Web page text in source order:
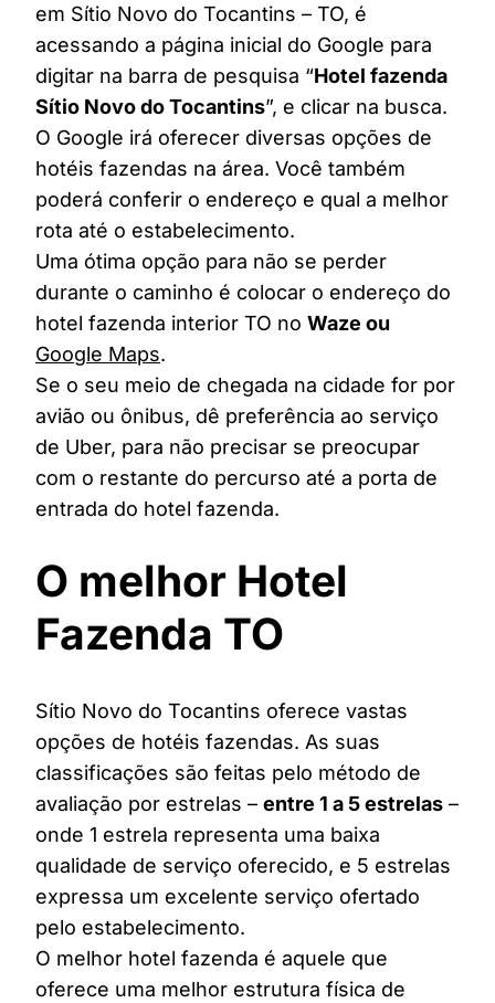
em Sítio Novo do Tocantins – TO, é
acessando a página inicial do Google para
digitar na barra de pesquisa “Hotel fazenda
Sítio Novo do Tocantins”, e clicar na busca.
O Google irá oferecer diversas opções de
hotéis fazendas na área. Você também
poderá conferir o endereço e qual a melhor
rota até o estabelecimento.
Uma ótima opção para não se perder
durante o caminho é colocar o endereço do
hotel fazenda interior TO no Waze ou
Google Maps.
Se o seu meio de chegada na cidade for por
avião ou ônibus, dê preferência ao serviço
de Uber, para não precisar se preocupar
com o restante do percurso até a porta de
entrada do hotel fazenda.
O melhor Hotel
Fazenda TO
Sítio Novo do Tocantins oferece vastas
opções de hotéis fazendas. As suas
classificações são feitas pelo método de
avaliação por estrelas – entre 1 a 5 estrelas –
onde 1 estrela representa uma baixa
qualidade de serviço oferecido, e 5 estrelas
expressa um excelente serviço ofertado
pelo estabelecimento.
O melhor hotel fazenda é aquele que
oferece uma melhor estrutura física de